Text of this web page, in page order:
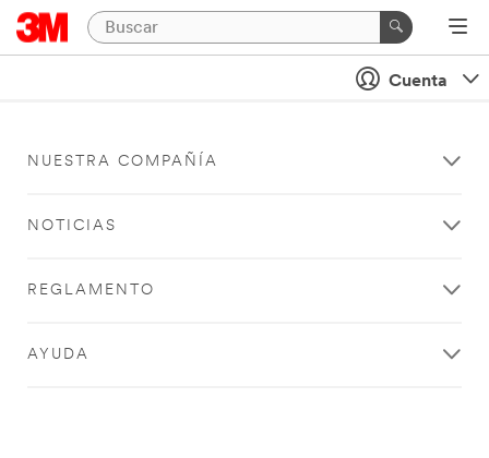
Cuenta
NUESTRA COMPAÑÍA
NOTICIAS
REGLAMENTO
AYUDA